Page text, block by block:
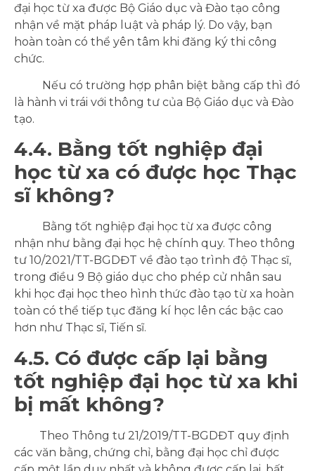
đại học từ xa được Bộ Giáo dục và Đào tạo công
nhận về mặt pháp luật và pháp lý. Do vậy, bạn
hoàn toàn có thể yên tâm khi đăng ký thi công
chức.
Nếu có trường hợp phân biệt bằng cấp thì đó
là hành vi trái với thông tư của Bộ Giáo dục và Đào
tạo.
4.4. Bằng tốt nghiệp đại
học từ xa có được học Thạc
sĩ không?
Bằng tốt nghiệp đại học từ xa được công
nhận như bằng đại học hệ chính quy. Theo thông
tư 10/2021/TT-BGDĐT về đào tạo trình độ Thạc sĩ,
trong điều 9 Bộ giáo dục cho phép cử nhân sau
khi học đại học theo hình thức đào tạo từ xa hoàn
toàn có thể tiếp tục đăng kí học lên các bậc cao
hơn như Thạc sĩ, Tiến sĩ.
4.5. Có được cấp lại bằng
tốt nghiệp đại học từ xa khi
bị mất không?
Theo Thông tư 21/2019/TT-BGDĐT quy định
các văn bằng, chứng chỉ, bằng đại học chỉ được